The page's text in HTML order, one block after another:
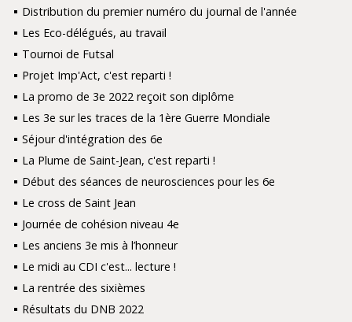
Distribution du premier numéro du journal de l'année
Les Eco-délégués, au travail
Tournoi de Futsal
Projet Imp'Act, c'est reparti !
La promo de 3e 2022 reçoit son diplôme
Les 3e sur les traces de la 1ère Guerre Mondiale
Séjour d'intégration des 6e
La Plume de Saint-Jean, c'est reparti !
Début des séances de neurosciences pour les 6e
Le cross de Saint Jean
Journée de cohésion niveau 4e
Les anciens 3e mis à l’honneur
Le midi au CDI c'est... lecture !
La rentrée des sixièmes
Résultats du DNB 2022